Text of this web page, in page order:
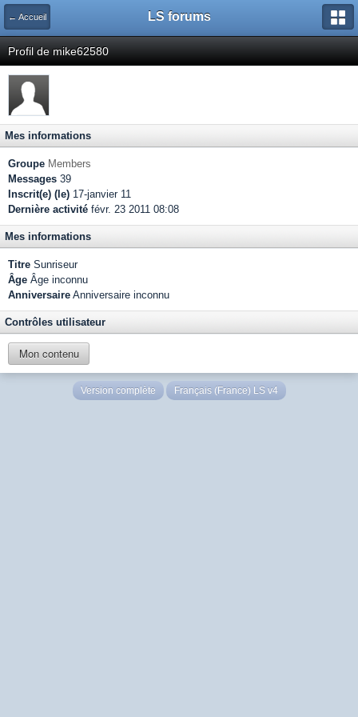
← Accueil LS forums
Profil de mike62580
Mes informations
Groupe Members
Messages 39
Inscrit(e) (le) 17-janvier 11
Dernière activité févr. 23 2011 08:08
Mes informations
Titre Sunriseur
Âge Âge inconnu
Anniversaire Anniversaire inconnu
Contrôles utilisateur
Mon contenu
Version complète Français (France) LS v4